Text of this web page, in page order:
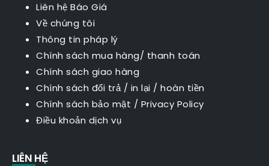
Liên hệ Báo Giá
Về chúng tôi
Thông tin pháp lý
Chính sách mua hàng/ thanh toán
Chính sách giao hàng
Chính sách đổi trả / in lại / hoàn tiền
Chính sách bảo mật / Privacy Policy
Điều khoản dịch vụ
LIÊN HỆ